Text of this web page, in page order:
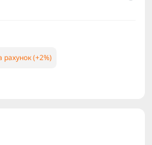
рахунок (+2%)